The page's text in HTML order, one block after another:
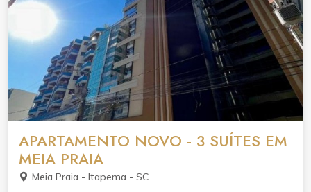
APARTAMENTO NOVO - 3 SUÍTES EM
MEIA PRAIA
Meia Praia - Itapema - SC